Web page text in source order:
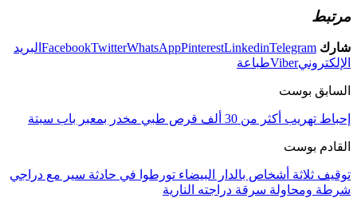
مرتبط
شارك FacebookTwitterWhatsAppPinterestLinkedinTelegram
البريد
الإلكترونيViberطباعة
السابق بوست
إحباط تهريب أكثر من 30 ألف قرص طبي مخدر بمعبر باب سبتة
القادم بوست
توقيف ثلاثة أشخاص بالدار البيضاء تورطوا في حادثة سير مع دراجي
شرطة ومحاولة سرقة دراجته النارية